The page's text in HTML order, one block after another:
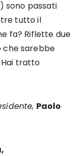
sono passati
tutto il
fa? Riflette due
che sarebbe
tratto
Paolo